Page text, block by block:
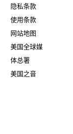
隐私条款
使用条款
网站地图
美国全球媒
体总署
美国之音